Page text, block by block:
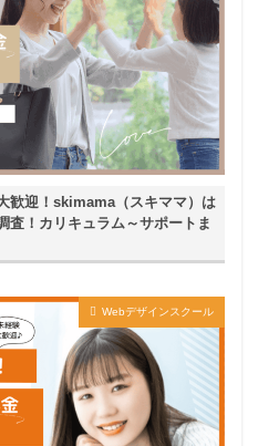
歓迎！skimama（スキママ）は
査！カリキュラム～サポートま
Webデザインスクール